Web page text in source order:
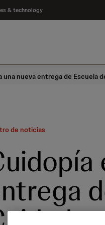
& technology
una nueva entrega de Escuela
de noticias